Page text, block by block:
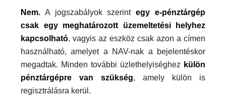
Nem. A jogszabályok szerintegy e-pénztárgép
csak egy meghatározott üzemeltetési helyhez
kapcsolható, vagyis az eszköz csak azon a címen
használható, amelyet a NAV-nak a bejelentéskor
megadtak. Minden további üzlethelyiséghez külön
pénztárgépre van szükség, amely külön is
regisztrálásra kerül.